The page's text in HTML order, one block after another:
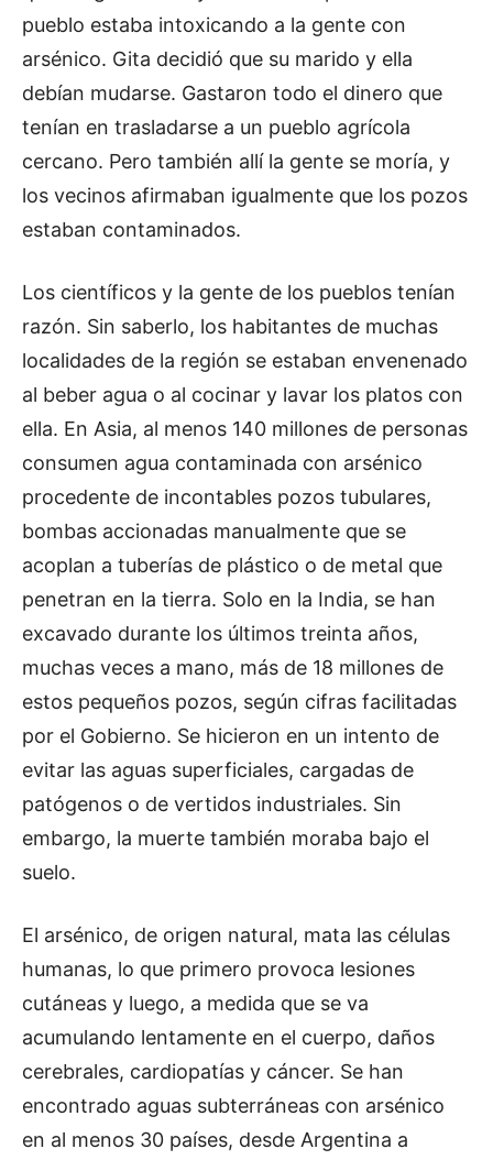
pueblo estaba intoxicando a la gente con
arsénico. Gita decidió que su marido y ella
debían mudarse. Gastaron todo el dinero que
tenían en trasladarse a un pueblo agrícola
cercano. Pero también allí la gente se moría, y
los vecinos afirmaban igualmente que los pozos
estaban contaminados.
Los científicos y la gente de los pueblos tenían
razón. Sin saberlo, los habitantes de muchas
localidades de la región se estaban envenenado
al beber agua o al cocinar y lavar los platos con
ella. En Asia, al menos 140 millones de personas
consumen agua contaminada con arsénico
procedente de incontables pozos tubulares,
bombas accionadas manualmente que se
acoplan a tuberías de plástico o de metal que
penetran en la tierra. Solo en la India, se han
excavado durante los últimos treinta años,
muchas veces a mano, más de 18 millones de
estos pequeños pozos, según cifras facilitadas
por el Gobierno. Se hicieron en un intento de
evitar las aguas superficiales, cargadas de
patógenos o de vertidos industriales. Sin
embargo, la muerte también moraba bajo el
suelo.
El arsénico, de origen natural, mata las células
humanas, lo que primero provoca lesiones
cutáneas y luego, a medida que se va
acumulando lentamente en el cuerpo, daños
cerebrales, cardiopatías y cáncer. Se han
encontrado aguas subterráneas con arsénico
en al menos 30 países, desde Argentina a